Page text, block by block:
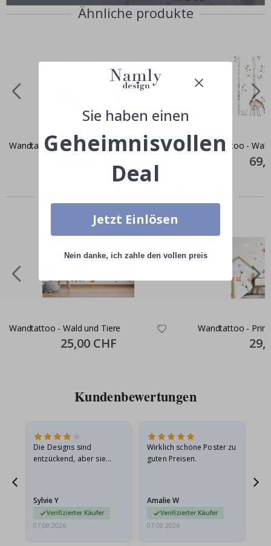
Ähnliche produkte
Wandtattoo - Wald-Boho-Tiere Wandtattoo -
Price
Wandtattoo - Wald und Tiere
Special
Price
25,00 CHF
Wandtattoo -
Price
Kundenbewertungen
Die Designs sind
entzückend, aber sie
sie…
Sylvie Y
Verifizierter Käufer
07.08.2026
Wirklich schöne Poster zu
guten Preisen.
Amalie W
Verifizierter Käufer
07.08.2026
Sie haben einen
Geheimnisvollen
Deal
Jetzt Einlösen
Nein danke, ich zahle den vollen preis